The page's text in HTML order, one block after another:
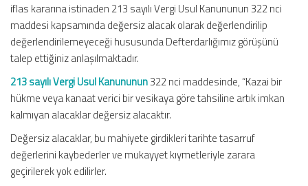
iflas kararına istinaden 213 sayılı Vergi Usul Kanununun 322 nci
maddesi kapsamında değersiz alacak olarak değerlendirilip
değerlendirilemeyeceği hususunda Defterdarlığımız görüşünü
talep ettiğiniz anlaşılmaktadır.
213 sayılı Vergi Usul Kanununun322 nci maddesinde, “Kazai bir
hükme veya kanaat verici bir vesikaya göre tahsiline artık imkan
kalmıyan alacaklar değersiz alacaktır.
Değersiz alacaklar, bu mahiyete girdikleri tarihte tasarruf
değerlerini kaybederler ve mukayyet kıymetleriyle zarara
geçirilerek yok edilirler.